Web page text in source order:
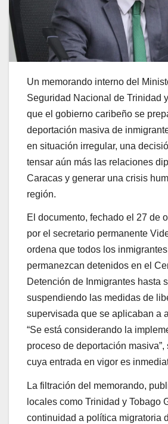
Un memorando interno del
Seguridad Nacional de Trinidad
que el gobierno caribeño se
deportación masiva de
en situación irregular, una
tensar aún más las relaciones
Caracas y generar una crisis
región.
El documento, fechado el 27 de
por el secretario permanente
ordena que todos los
permanezcan detenidos en el
Detención de Inmigrantes hasta
suspendiendo las medidas de
supervisada que se aplicaban a
“Se está considerando la
proceso de deportación masiva”,
cuya entrada en vigor es
La filtración del memorando,
locales como Trinidad y Tobago
continuidad a política migratoria